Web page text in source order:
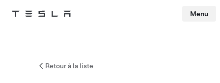
Tesla Menu
Retour à la liste